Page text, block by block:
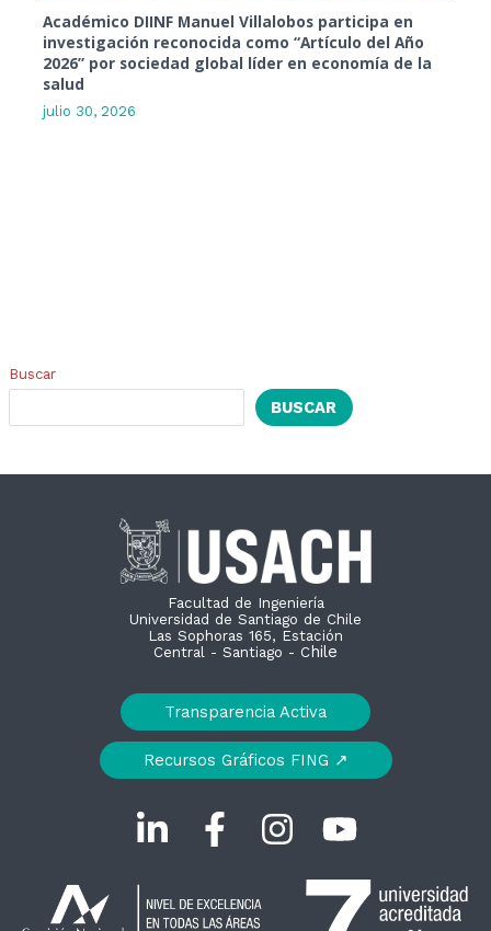
Buscar
BUSCAR
Académico DIINF Manuel Villalobos participa en
investigación reconocida como “Artículo del Año
2026” por sociedad global líder en economía de la
salud
julio 30, 2026
Facultad de Ingeniería
Universidad de Santiago de Chile
Las Sophoras 165, Estación
Central - Santiago - Chile
Transparencia Activa
Recursos Gráficos FING ↗︎